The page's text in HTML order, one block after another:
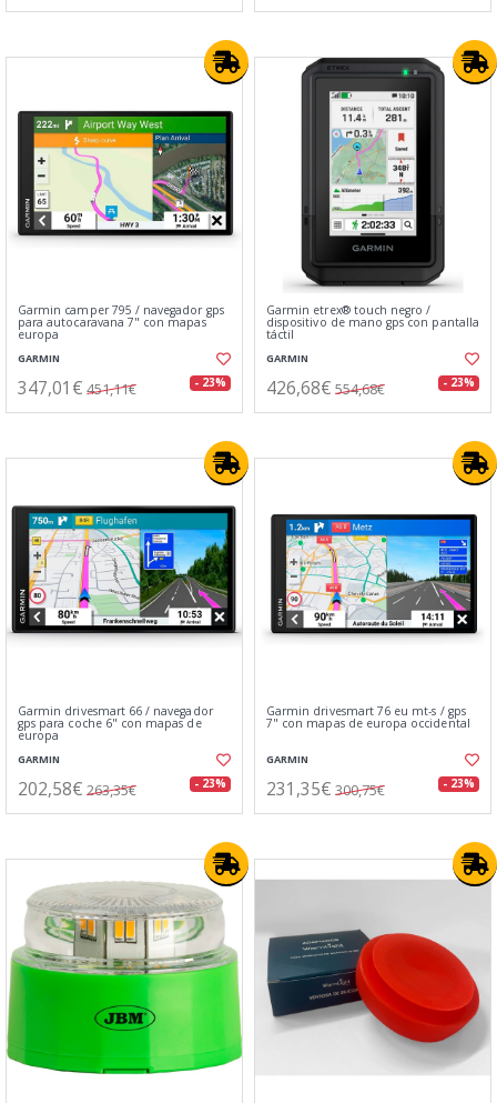
Garmin camper 795 / navegador gps
para autocaravana 7" con mapas
europa
GARMIN
347,01€ 451,11€ - 23%
Garmin etrex® touch negro /
dispositivo de mano gps con pantalla
táctil
GARMIN
426,68€ 554,68€ - 23%
Garmin drivesmart 66 / navegador
gps para coche 6" con mapas de
europa
GARMIN
202,58€ 263,35€ - 23%
Garmin drivesmart 76 eu mt-s / gps
7" con mapas de europa occidental
GARMIN
231,35€ 300,75€ - 23%